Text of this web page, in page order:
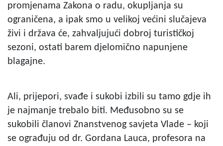
promjenama Zakona o radu, okupljanja su
ograničena, a ipak smo u velikoj većini slučajeva
živi i država će, zahvaljujući dobroj turističkoj
sezoni, ostati barem djelomično napunjene
blagajne.
Ali, prijepori, svađe i sukobi izbili su tamo gdje ih
je najmanje trebalo biti. Međusobno su se
sukobili članovi Znanstvenog savjeta Vlade – koji
se ograđuju od dr. Gordana Lauca, profesora na